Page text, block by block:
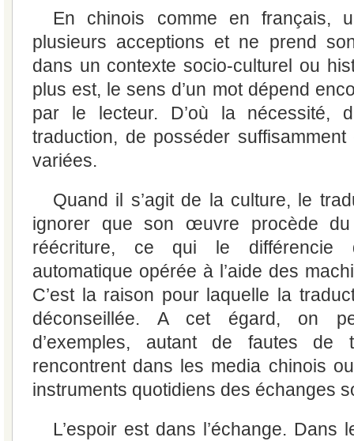
En chinois comme en français,
plusieurs acceptions et ne prend
dans un contexte socio-culturel ou
plus est, le sens d’un mot dépend
par le lecteur. D’où la nécessité,
traduction, de posséder
variées.
Quand il s’agit de la culture, le
ignorer que son œuvre procède
réécriture, ce qui le différencie
automatique opérée à l’aide des
C’est la raison pour laquelle la
déconseillée. A cet égard, on
d’exemples, autant de fautes de
rencontrent dans les media chinois
instruments quotidiens des échanges
L’espoir est dans l’échange. Dans